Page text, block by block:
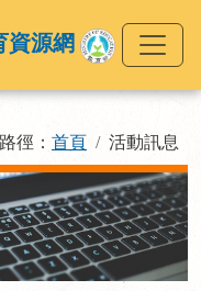
資源網
徑： 首頁 活動訊息